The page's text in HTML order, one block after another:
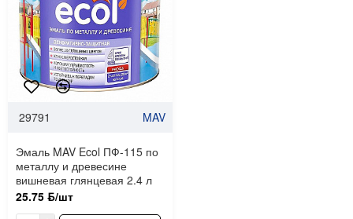
29791 MAV
Эмаль MAV Ecol ПФ-115 по
металлу и древесине
вишневая глянцевая 2.4 л
25.75 ƃ/шт